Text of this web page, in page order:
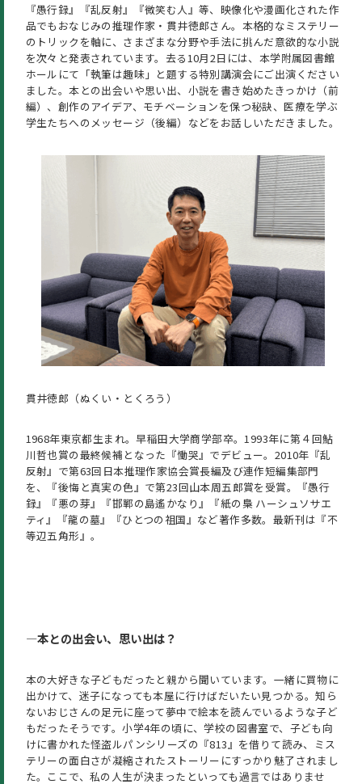
『愚行録』『乱反射』『微笑む人』等、映像化や漫画化された作
品でもおなじみの推理作家・貫井徳郎さん。本格的なミステリー
のトリックを軸に、さまざまな分野や手法に挑んだ意欲的な小説
を次々と発表されています。去る10月2日には、本学附属図書館
ホールにて「執筆は趣味」と題する特別講演会にご出演ください
ました。本との出会いや思い出、小説を書き始めたきっかけ（前
編）、創作のアイデア、モチベーションを保つ秘訣、医療を学ぶ
学生たちへのメッセージ（後編）などをお話しいただきました。
貫井徳郎（ぬくい・とくろう）
1968年東京都生まれ。早稲田大学商学部卒。1993年に第４回鮎
川哲也賞の最終候補となった『慟哭』でデビュー。2010年『乱
反射』で第63回日本推理作家協会賞長編及び連作短編集部門
を、『後悔と真実の色』で第23回山本周五郎賞を受賞。『愚行
録』『悪の芽』『邯鄲の島遙かなり』『紙の梟 ハーシュソサエ
ティ』『龍の墓』『ひとつの祖国』など著作多数。最新刊は『不
等辺五角形』。
―本との出会い、思い出は？
本の大好きな子どもだったと親から聞いています。一緒に買物に
出かけて、迷子になっても本屋に行けばだいたい見つかる。知ら
ないおじさんの足元に座って夢中で絵本を読んでいるような子ど
もだったそうです。小学4年の頃に、学校の図書室で、子ども向
けに書かれた怪盗ルパンシリーズの『813』を借りて読み、ミス
テリーの面白さが凝縮されたストーリーにすっかり魅了されまし
た。ここで、私の人生が決まったといっても過言ではありませ